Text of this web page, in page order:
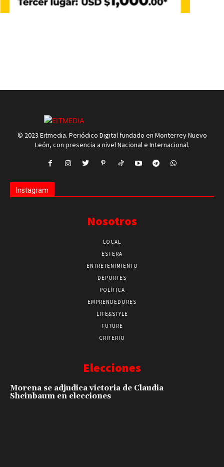
© 2023 Eitmedia. Periódico Digital fundado en Monterrey Nuevo
León, con presencia a nivel Nacional e Internacional.
Instagram
Nosotros
LOCAL
ESFERA
ENTRETENIMIENTO
DEPORTES
POLÍTICA
EMPRENDEDORES
LIFE&STYLE
FUTURE
CRITERIO
Elecciones
Morena se adjudica victoria de Claudia
Sheinbaum en elecciones